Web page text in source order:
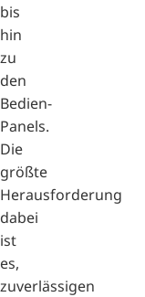
bis
hin
zu
den
Bedien-
Panels.
Die
größte
Herausforderung
dabei
ist
es,
zuverlässigen